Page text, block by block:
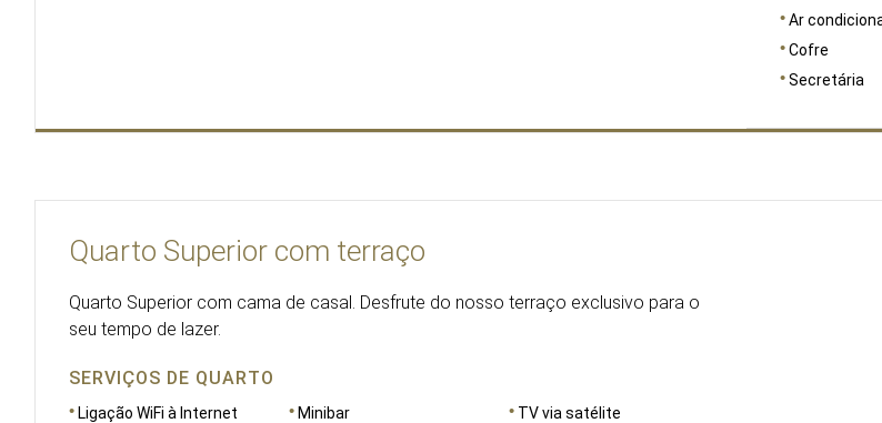
Ar
Cofre
Secretária
Quarto Superior com terraço
Quarto Superior com cama de casal. Desfrute do nosso terraço exclusivo para o
seu tempo de lazer.
SERVIÇOS DE QUARTO
Ligação WiFi à Internet
Minibar
TV via satélite